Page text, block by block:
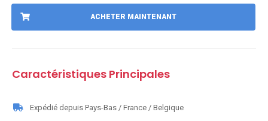
ACHETER MAINTENANT
Caractéristiques Principales
Expédié depuis Pays-Bas / France / Belgique